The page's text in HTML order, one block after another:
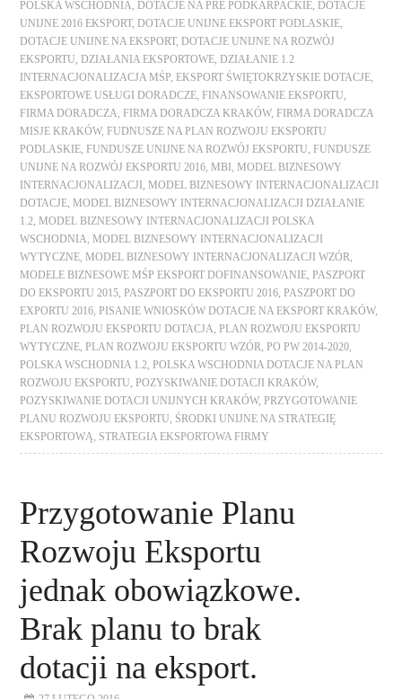
POLSKA WSCHODNIA ,DOTACJE NA PRE PODKARPACKIE ,DOTACJE
UNIJNE 2016 EKSPORT,DOTACJE UNIJNE EKSPORT PODLASKIE
DOTACJE UNIJNE NA EKSPORT,DOTACJE UNIJNE NA ROZWÓJ
EKSPORTU ,DZIAŁANIA EKSPORTOWE ,DZIAŁANIE 1.2
INTERNACJONALIZACJA MŚP ,EKSPORT ŚWIĘTOKRZYSKIE DOTACJE
EKSPORTOWE USŁUGI DORADCZE ,FINANSOWANIE EKSPORTU
FIRMA DORADCZA ,FIRMA DORADCZA KRAKÓW,FIRMA DORADCZA
MISJE KRAKÓW,FUDNUSZE NA PLAN ROZWOJU EKSPORTU
PODLASKIE ,FUNDUSZE UNIJNE NA ROZWÓJ EKSPORTU ,FUNDUSZE
UNIJNE NA ROZWÓJ EKSPORTU 2016 ,MBI ,MODEL BIZNESOWY
INTERNACJONALIZACJI
,MODEL BIZNESOWY INTERNACJONALIZACJI
DOTACJE ,MODEL BIZNESOWY INTERNACJONALIZACJI DZIAŁANIE
1.2 ,MODEL BIZNESOWY INTERNACJONALIZACJI POLSKA
WSCHODNIA ,MODEL BIZNESOWY INTERNACJONALIZACJI
WYTYCZNE ,MODEL BIZNESOWY INTERNACJONALIZACJI WZÓR
MODELE BIZNESOWE MŚP EKSPORT DOFINANSOWANIE ,PASZPORT
DO EKSPORTU 2015 ,PASZPORT DO EKSPORTU 2016 ,PASZPORT DO
EXPORTU 2016 ,PISANIE WNIOSKÓW DOTACJE NA EKSPORT KRAKÓW,
PLAN ROZWOJU EKSPORTU DOTACJA ,PLAN ROZWOJU EKSPORTU
WYTYCZNE ,PLAN ROZWOJU EKSPORTU WZÓR ,PO PW 2014-2020
POLSKA WSCHODNIA 1.2 ,POLSKA WSCHODNIA DOTACJE NA PLAN
ROZWOJU EKSPORTU ,POZYSKIWANIE DOTACJI KRAKÓW,
POZYSKIWANIE DOTACJI UNIJNYCH KRAKÓW,PRZYGOTOWANIE
PLANU ROZWOJU EKSPORTU
ŚRODKI UNIJNE NA STRATEGIĘ
EKSPORTOWĄ
STRATEGIA EKSPORTOWA FIRMY
Przygotowanie Planu
Rozwoju Eksportu
jednak obowiązkowe.
Brak planu to brak
dotacji na eksport.